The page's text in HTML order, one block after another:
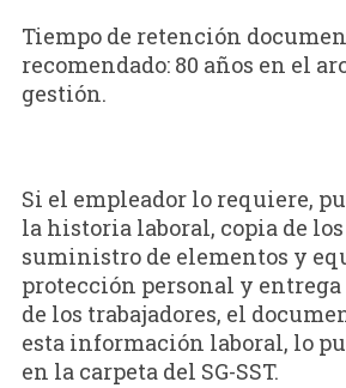
Tiempo de retención
recomendado: 80 años en el
gestión.
Si el empleador lo requiere,
la historia laboral, copia de
suministro de elementos y
protección personal y entrega
de los trabajadores, el
esta información laboral, lo
en la carpeta del SG-SST.